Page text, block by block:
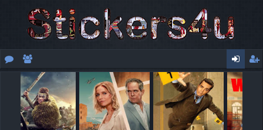
e
m
br
o
n
ne